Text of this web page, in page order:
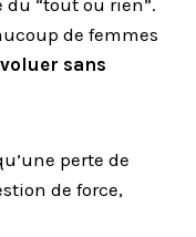
“tout ou rien”.
de femmes
sans
perte de
de force,